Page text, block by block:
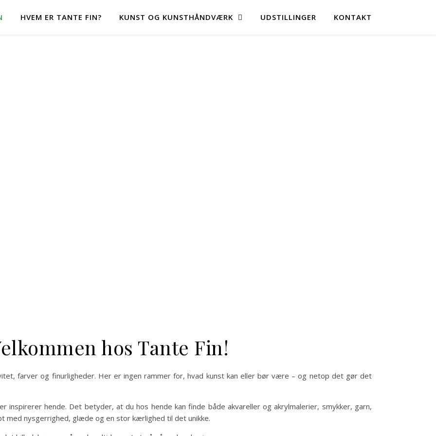
HVEM ER TANTE FIN? KUNST OG KUNSTHÅNDVÆRK UDSTILLINGER KONTAKT
hos Tante Fin!
farver og finurligheder. Her er ingen rammer for, hvad kunst kan eller bør være – og netop det gør det
inspirerer hende. Det betyder, at du hos hende kan finde både akvareller og akrylmalerier, smykker, garn,
med nysgerrighed, glæde og en stor kærlighed til det unikke.